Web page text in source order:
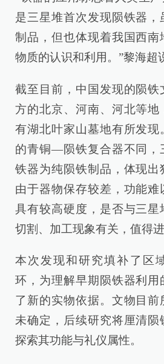
是三星堆首次发现陨铁器
制品，但也体现着我国西南
物质的认识和利用。”黎海超
截至目前，中国发现的陨铁
方的北京、河南、河北等地
有湖北叶家山墓地有所发现
的青铜—陨铁复合器不同，
铁器为纯陨铁制品，体现出
由于器物保存较差，功能难
具有较高硬度，是否与三星
切割、加工现象有关，值得进
本次发现和研究填补了区
环，为理解早期陨铁器利用
了新的实物依据。文物目前
未确定，后续研究将厘清
探索其功能与礼仪属性。